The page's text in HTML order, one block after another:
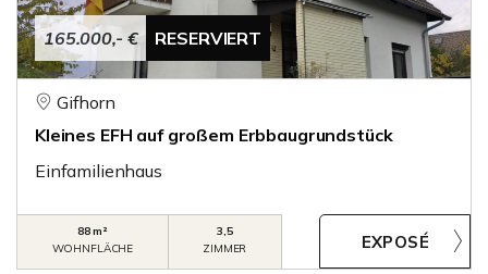
165.000,- € RESERVIERT
Gifhorn
Kleines EFH auf großem Erbbaugrundstück
Einfamilienhaus
88 m²
WOHNFLÄCHE
3,5
ZIMMER